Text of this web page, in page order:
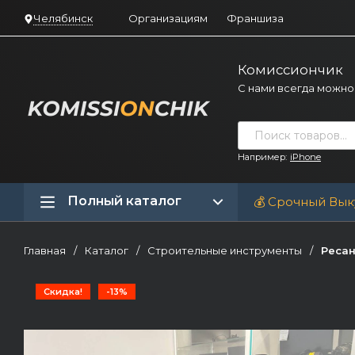
Челябинск Организациям Франшиза
Комиссиончик
С нами всегда
Например: iPhone
Полный каталог 💰 Срочный
Главная / Каталог / Строительные инструменты /
Скидка! -13%